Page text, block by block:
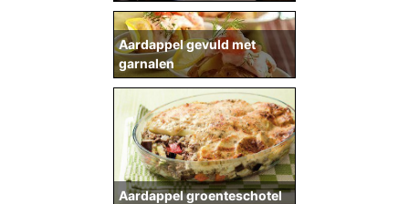
Aardappel gevuld met
garnalen
Aardappel groenteschotel